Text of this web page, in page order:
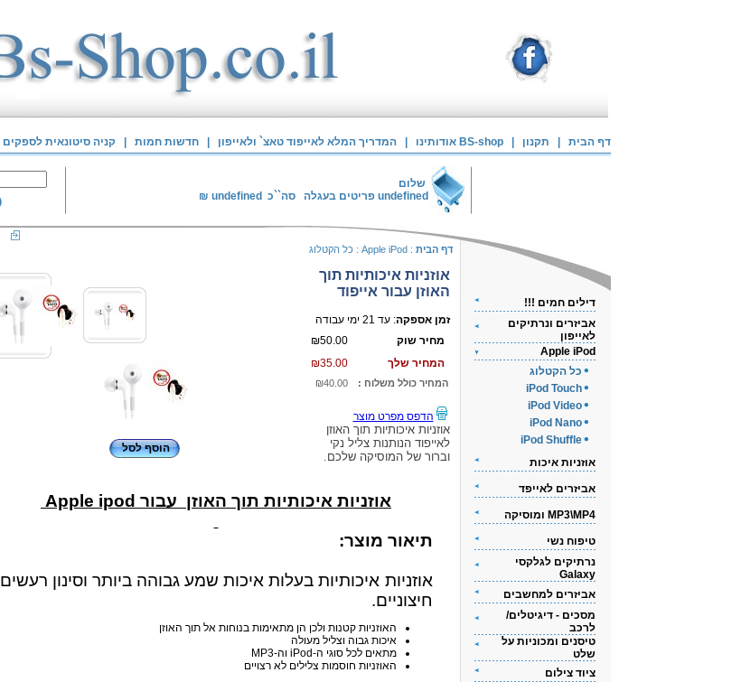
דף הבית תקנון אודותינו BS-shop המדריך המלא לאייפוד טאצ` ולאייפון חדשות חמות קניה סיטונאית לספקים
שלום
undefined פריטים בעגלה סה``כ undefined
₪
דף הבית :
Apple iPod
:כל הקטלוג
הוסף לסל
אוזניות איכותיות תוך
האוזן עבור אייפוד
זמן אספקה: עד 21 ימי עבודה
₪50.00
מחיר שוק
₪35.00
המחיר שלך
₪40.00 המחיר כולל משלוח :
הדפס מפרט מוצר
אוזניות איכותיות תוך האוזן
לאייפוד הנותנות צליל נקי
וברור של המוסיקה שלכם.
אוזניות איכותיות תוך האוזן עבור Apple ipod
תיאור מוצר:
אוזניות איכותיות בעלות איכות שמע גבוהה ביותר וסינון רעשים
חיצוניים.
האוזניות קטנות ולכן הן מתאימות בנוחות אל תוך האוזן
איכות גבוה וצליל מעולה
מתאים לכל סוגי ה-iPod וה-MP3
האוזניות חוסמות צלילים לא רצויים
דילים חמים !!!
אביזרים ונרתיקים
לאייפון
Apple iPod
כל הקטלוג
iPod Touch
iPod Video
iPod Nano
iPod Shuffle
אוזניות איכות
אביזרים לאייפד
MP3\MP4 ומוסיקה
טיפוח נשי
נרתיקים לגלקסי
Galaxy
אביזרים למחשבים
מסכים - דיגיטלים/
לרכב
טיסנים ומכוניות על
שלט
ציוד צילום